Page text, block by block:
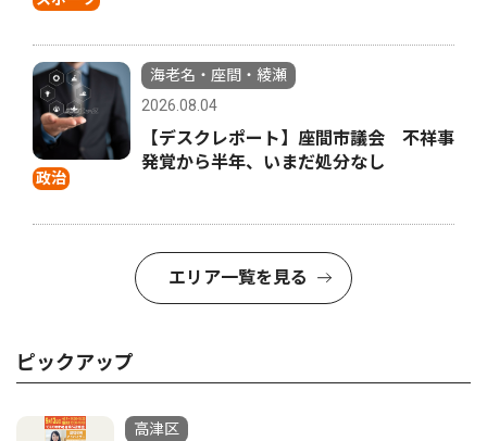
政治
海老名・座間・綾瀬
2026.08.04
【デスクレポート】座間市議会 不祥事
発覚から半年、いまだ処分なし
エリア一覧を見る
ピックアップ
高津区